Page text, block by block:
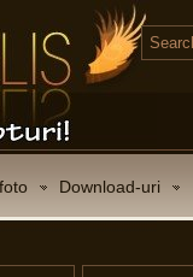
Download-uri